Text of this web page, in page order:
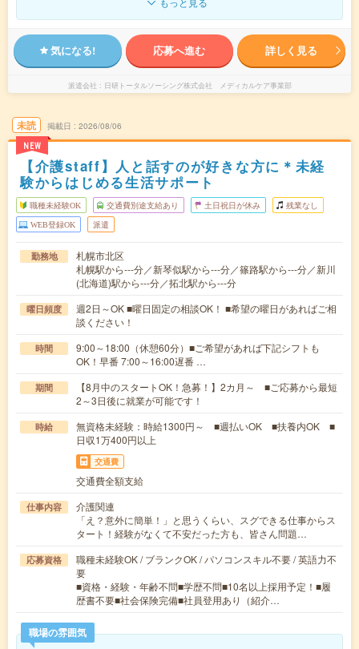
気になる! 応募へ進む 詳しく見る
派遣会社 日研トータルソーシング株式会社 メディカルケア事業部
未読
NEW
掲載日 2026/08/06
【介護staff】人と話すのが好きな方に＊未経
験からはじめる生活サポート
職種未経験OK 交通費別途支給あり 土日祝日が休み 残業なし
WEB登録OK 派遣
勤務地
札幌市北区
札幌駅から---分／新琴似駅から---分／篠路駅から---分／新川
(北海道)駅から---分／拓北駅から---分
曜日頻度
週2日～OK ■曜日固定の相談OK！ ■希望の曜日があればご相
談ください！
時間
9:00～18:00（休憩60分）■ご希望があれば下記シフトも
OK！早番 7:00～16:00遅番 …
期間
【8月中のスタートOK！急募！】2カ月～ ■ご応募から最短
2～3日後に就業が可能です！
時給
無資格未経験：時給1300円～ ■週払いOK ■扶養内OK ■
日収1万400円以上
交通費
交通費全額支給
仕事内容
介護関連
「え？意外に簡単！」と思うくらい、スグできる仕事からス
タート！経験がなくて不安だった方も、皆さん問題…
応募資格
職種未経験OK / ブランクOK / パソコンスキル不要 / 英語力不
要
■資格・経験・年齢不問■学歴不問■10名以上採用予定！■履
歴書不要■社会保険完備■社員登用あり（紹介…
職場の雰囲気